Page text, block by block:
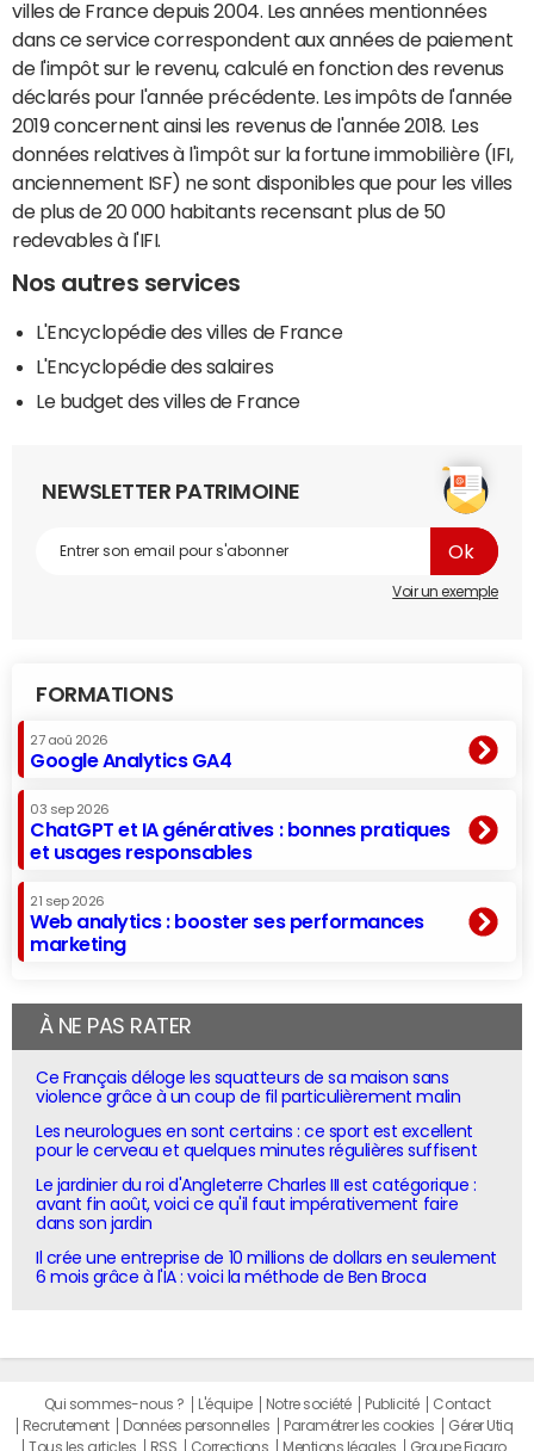
villes de France depuis 2004. Les années mentionnées
dans ce service correspondent aux années de paiement
de l'impôt sur le revenu, calculé en fonction des revenus
déclarés pour l'année précédente. Les impôts de l'année
2019 concernent ainsi les revenus de l'année 2018. Les
données relatives à l'impôt sur la fortune immobilière (IFI,
anciennement ISF) ne sont disponibles que pour les villes
de plus de 20 000 habitants recensant plus de 50
redevables à l'IFI.
Nos autres services
L'Encyclopédie des villes de France
L'Encyclopédie des salaires
Le budget des villes de France
NEWSLETTER PATRIMOINE
Voir un exemple
FORMATIONS
27 aoû 2026
Google Analytics GA4
03 sep 2026
ChatGPT et IA génératives : bonnes pratiques
et usages responsables
21 sep 2026
Web analytics : booster ses performances
marketing
À NE PAS RATER
Ce Français déloge les squatteurs de sa maison sans
violence grâce à un coup de fil particulièrement malin
Les neurologues en sont certains : ce sport est excellent
pour le cerveau et quelques minutes régulières suffisent
Le jardinier du roi d'Angleterre Charles III est catégorique :
avant fin août, voici ce qu'il faut impérativement faire
dans son jardin
Il crée une entreprise de 10 millions de dollars en seulement
6 mois grâce à l'IA : voici la méthode de Ben Broca
Qui sommes-nous ? L'équipe Notre société Publicité
Contact
Recrutement
Données personnelles Paramétrer les cookies
Gérer Utiq
Tous les articles
RSS Corrections Mentions légales Groupe Figaro